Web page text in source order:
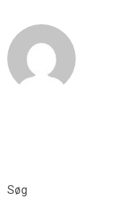
Søg